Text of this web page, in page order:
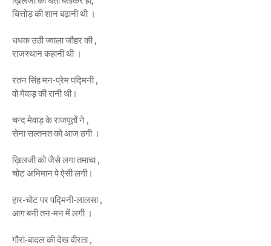
चित्तोड़ की शान बढ़ानी थी ।
धधक उठी ज्वाला जौहर की ,
राजस्थान कहानी थी ।
रतन सिंह मन-प्रेम पद्मिनी ,
वो मेवाड़ की रानी थी।
चन्द मेवाड़ के राजपूतों ने ,
सेना सल्तनत को आज ठगी ।
ख़िलजी को जैसे लगा तमाचा ,
चोट अभिमान पे ऐसी लगी।
हार-चोट पर पद्मिनी-लालसा ,
आग बनी तन-मन में लगी ।
गौरां-बादल की देख वीरता ,